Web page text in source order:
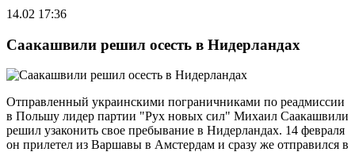
14.02 17:36
Саакашвили решил осесть в Нидерландах
Отправленный украинскими пограничниками по реадмиссии
в Польшу лидер партии "Рух новых сил" Михаил Саакашвили
решил узаконить свое пребывание в Нидерландах. 14 февраля
он прилетел из Варшавы в Амстердам и сразу же отправился в